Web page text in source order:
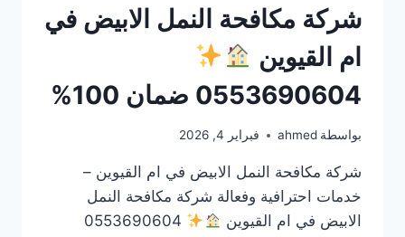
شركة مكافحة النمل الابيض في
ام القيوين
0553690604 ضمان 100%
بواسطة ahmed فبراير 4, 2026
شركة مكافحة النمل الابيض في ام القيوين –
خدمات احترافية وفعالة شركة مكافحة النمل
الابيض في ام القيوين
0553690604